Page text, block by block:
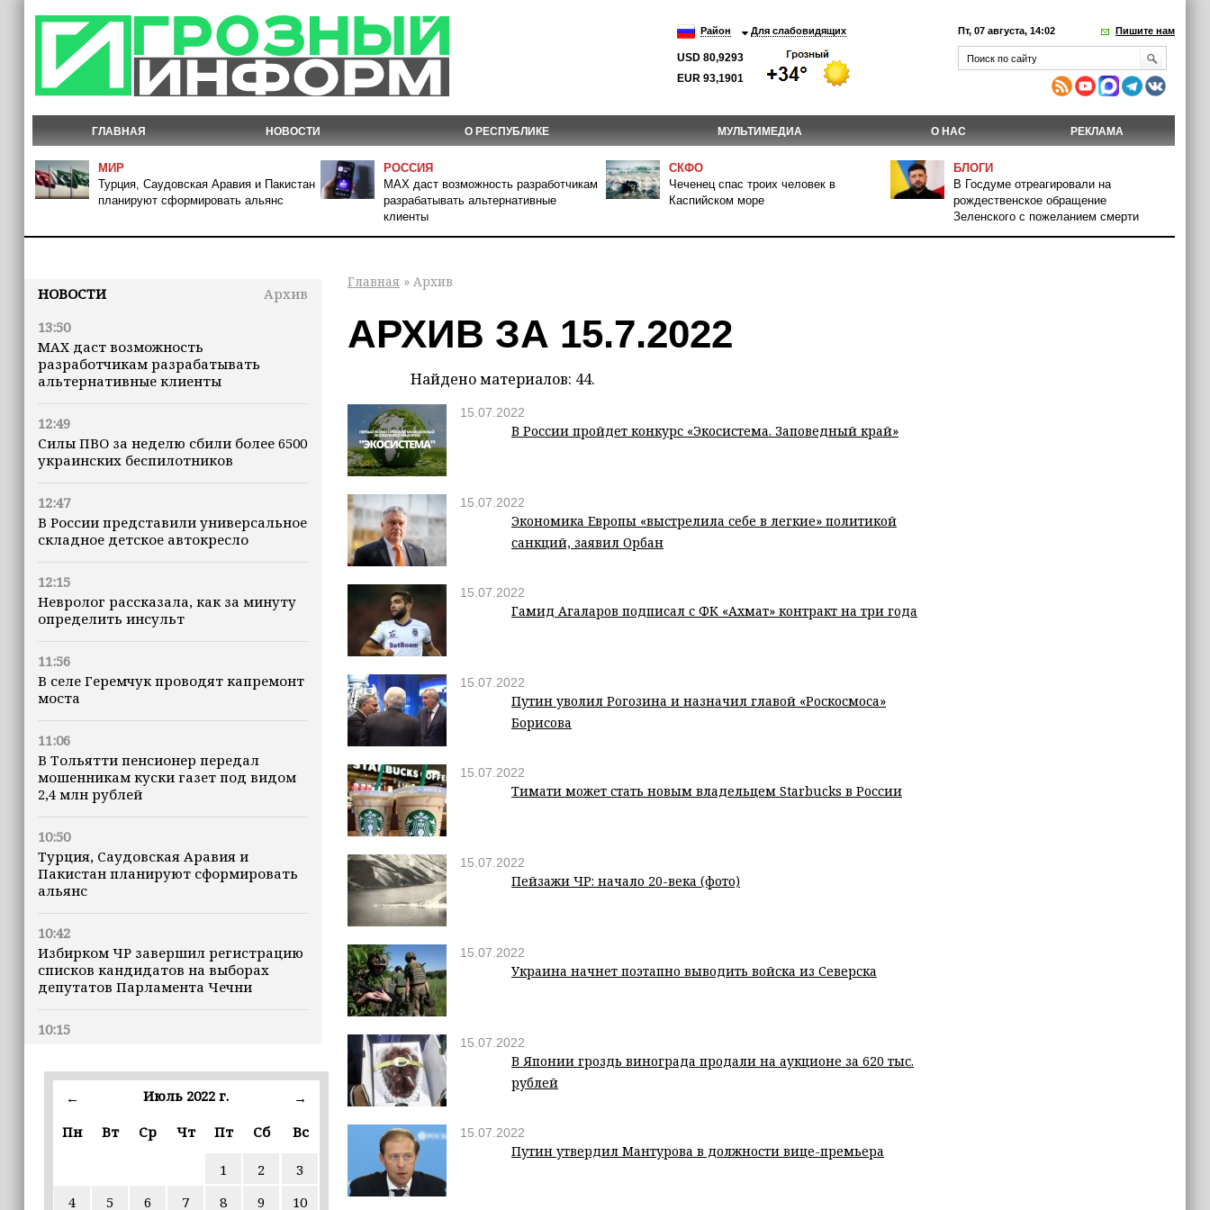
Район Для слабовидящих
USD 80,9293
EUR 93,1901
Пт, 07 августа, 14:02 Пишите нам
ГЛАВНАЯ НОВОСТИ О РЕСПУБЛИКЕ МУЛЬТИМЕДИА О НАС РЕКЛАМА
МИР
Турция, Саудовская Аравия и Пакистан
планируют сформировать альянс
РОССИЯ
MAX даст возможность разработчикам
разрабатывать альтернативные
клиенты
СКФО
Чеченец спас троих человек в
Каспийском море
БЛОГИ
В Госдуме отреагировали на
рождественское обращение
Зеленского с пожеланием смерти
НОВОСТИ
Архив
13:50
MAX даст возможность
разработчикам разрабатывать
альтернативные клиенты
12:49
Силы ПВО за неделю сбили более 6500
украинских беспилотников
12:47
В России представили универсальное
складное детское автокресло
12:15
Невролог рассказала, как за минуту
определить инсульт
11:56
В селе Геремчук проводят капремонт
моста
11:06
В Тольятти пенсионер передал
мошенникам куски газет под видом
2,4 млн рублей
10:50
Турция, Саудовская Аравия и
Пакистан планируют сформировать
альянс
10:42
Избирком ЧР завершил регистрацию
списков кандидатов на выборах
депутатов Парламента Чечни
10:15
Апты Алаудинов: Потери ВСУ
приближаются к отметке в 2,5
09:52
← Июль 2022 г.
→
Пн
Вт Ср Чт Пт Сб Вс
1 2
3
4
5 6 7 8 9 10
Главная » Архив
АРХИВ ЗА 15.7.2022
Найдено материалов: 44.
15.07.2022
В России пройдет конкурс «Экосистема. Заповедный край»
15.07.2022
Экономика Европы «выстрелила себе в легкие» политикой
санкций, заявил Орбан
15.07.2022
Гамид Агаларов подписал с ФК «Ахмат» контракт на три года
15.07.2022
Путин уволил Рогозина и назначил главой «Роскосмоса»
Борисова
15.07.2022
Тимати может стать новым владельцем Starbucks в России
15.07.2022
Пейзажи ЧР: начало 20-века (фото)
15.07.2022
Украина начнет поэтапно выводить войска из Северска
15.07.2022
В Японии гроздь винограда продали на аукционе за 620 тыс.
рублей
15.07.2022
Путин утвердил Мантурова в должности вице-премьера